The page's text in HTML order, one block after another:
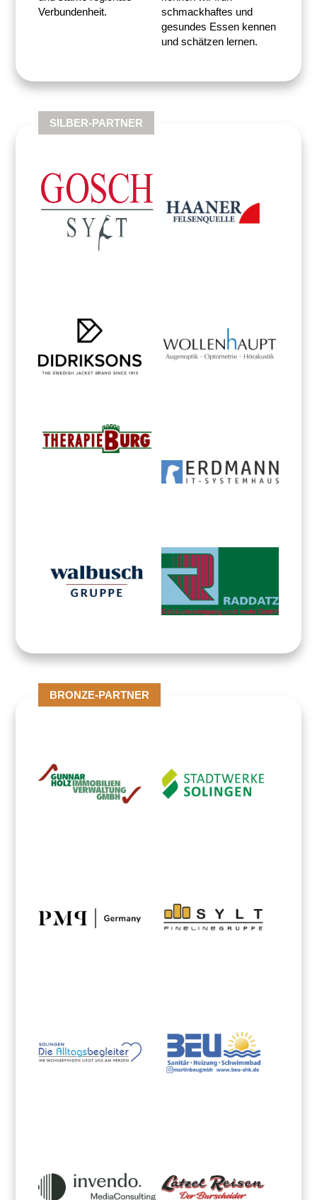
Verbundenheit.
schmackhaftes und
gesundes Essen kennen
und schätzen lernen.
SILBER-PARTNER
BRONZE-PARTNER